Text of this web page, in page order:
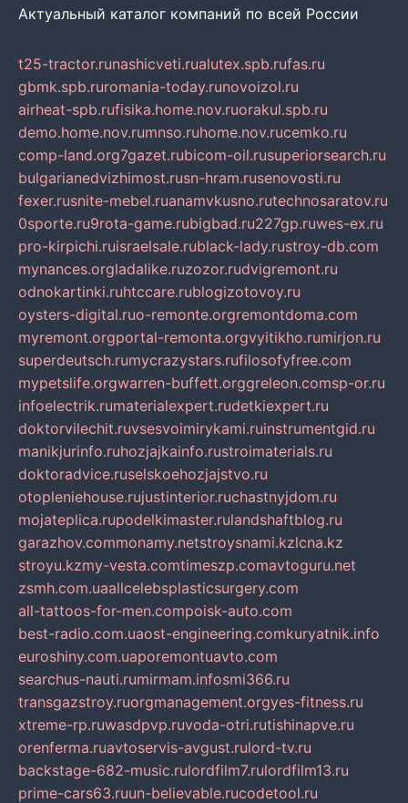
Актуальный каталог компаний по всей России
t25-tractor.runashicveti.rualutex.spb.rufas.ru
gbmk.spb.ruromania-today.runovoizol.ru
airheat-spb.rufisika.home.nov.ruorakul.spb.ru
demo.home.nov.rumnso.ruhome.nov.rucemko.ru
comp-land.org7gazet.rubicom-oil.rusuperiorsearch.ru
bulgarianedvizhimost.rusn-hram.rusenovosti.ru
fexer.rusnite-mebel.ruanamvkusno.rutechnosaratov.ru
0sporte.ru9rota-game.rubigbad.ru227gp.ruwes-ex.ru
pro-kirpichi.ruisraelsale.rublack-lady.rustroy-db.com
mynances.orgladalike.ruzozor.rudvigremont.ru
odnokartinki.ruhtccare.rublogizotovoy.ru
oysters-digital.ruo-remonte.orgremontdoma.com
myremont.orgportal-remonta.orgvyitikho.rumirjon.ru
superdeutsch.rumycrazystars.rufilosofyfree.com
mypetslife.orgwarren-buffett.orggreleon.comsp-or.ru
infoelectrik.rumaterialexpert.rudetkiexpert.ru
doktorvilechit.ruvsesvoimirykami.ruinstrumentgid.ru
manikjurinfo.ruhozjajkainfo.rustroimaterials.ru
doktoradvice.ruselskoehozjajstvo.ru
otopleniehouse.rujustinterior.ruchastnyjdom.ru
mojateplica.rupodelkimaster.rulandshaftblog.ru
garazhov.commonamy.netstroysnami.kzlcna.kz
stroyu.kzmy-vesta.comtimeszp.comavtoguru.net
zsmh.com.uaallcelebsplasticsurgery.com
all-tattoos-for-men.compoisk-auto.com
best-radio.com.uaost-engineering.comkuryatnik.info
euroshiny.com.uaporemontuavto.com
searchus-nauti.rumirmam.infosmi366.ru
transgazstroy.ruorgmanagement.orgyes-fitness.ru
xtreme-rp.ruwasdpvp.ruvoda-otri.rutishinapve.ru
orenferma.ruavtoservis-avgust.rulord-tv.ru
backstage-682-music.rulordfilm7.rulordfilm13.ru
prime-cars63.ruun-believable.rucodetool.ru